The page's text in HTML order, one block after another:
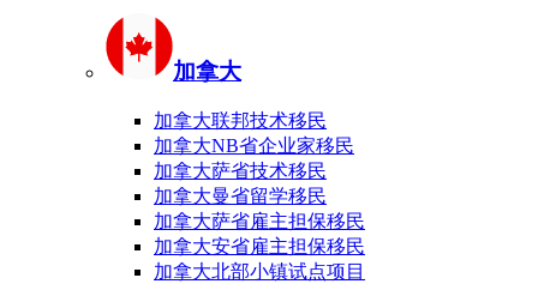
加拿大
加拿大联邦技术移民
加拿大NB省企业家移民
加拿大萨省技术移民
加拿大曼省留学移民
加拿大萨省雇主担保移民
加拿大安省雇主担保移民
加拿大北部小镇试点项目